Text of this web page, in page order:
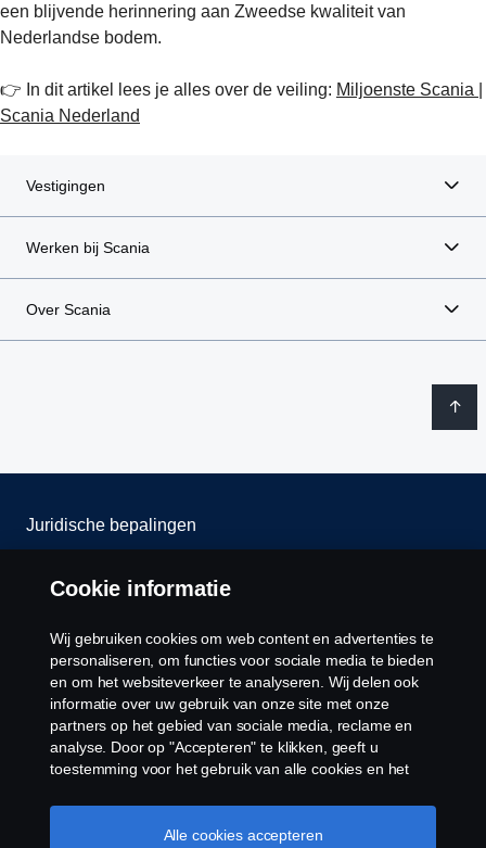
een blijvende herinnering aan Zweedse kwaliteit van
Nederlandse bodem.
👉 In dit artikel lees je alles over de veiling: Miljoenste Scania |
Scania Nederland
Vestigingen
Werken bij Scania
Over Scania
Juridische bepalingen
Privacy verklaring
Contact
Cookie policy
Cookie instellingen
Cookie informatie
Wij gebruiken cookies om web content en advertenties te
personaliseren, om functies voor sociale media te bieden
en om het websiteverkeer te analyseren. Wij delen ook
informatie over uw gebruik van onze site met onze
partners op het gebied van sociale media, reclame en
analyse. Door op "Accepteren" te klikken, geeft u
toestemming voor het gebruik van alle cookies en het
door op "Cookie Instellingen" te klikken en de
categorieën te selecteren die u wilt accepteren. Voor een
Alle cookies accepteren